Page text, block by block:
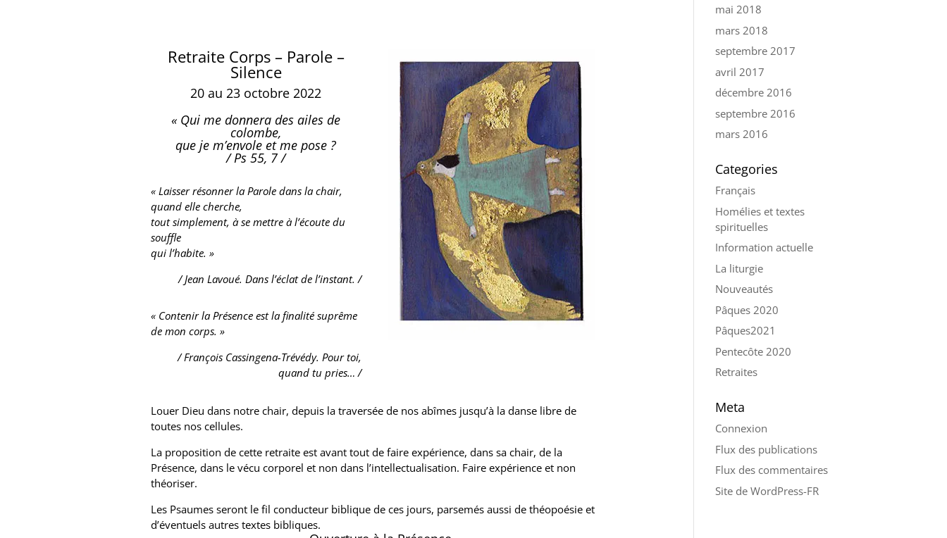
Retraite Corps – Parole –
Silence
20 au 23 octobre 2022
« Qui me donnera des ailes de
colombe,
que je m’envole et me pose ?
/ Ps 55, 7 /
« Laisser résonner la Parole dans la chair,
quand elle cherche,
tout simplement, à se mettre à l’écoute du
souffle
qui l’habite. »
/ Jean Lavoué. Dans l’éclat de l’instant. /
« Contenir la Présence est la finalité suprême
de mon corps. »
/ François Cassingena-Trévédy. Pour toi,
quand tu pries… /
Louer Dieu dans notre chair, depuis la traversée de nos abîmes jusqu’à la danse libre de
toutes nos cellules.
La proposition de cette retraite est avant tout de faire expérience, dans sa chair, de la
Présence, dans le vécu corporel et non dans l’intellectualisation. Faire expérience et non
théoriser.
Les Psaumes seront le fil conducteur biblique de ces jours, parsemés aussi de théopoésie et
d’éventuels autres textes bibliques.
mai 2018
mars 2018
septembre 2017
avril 2017
décembre 2016
septembre 2016
mars 2016
Categories
Français
Homélies et textes
spirituelles
Information actuelle
La liturgie
Nouveautés
Pâques 2020
Pâques2021
Pentecôte 2020
Retraites
Meta
Connexion
Flux des publications
Flux des commentaires
Site de WordPress-FR